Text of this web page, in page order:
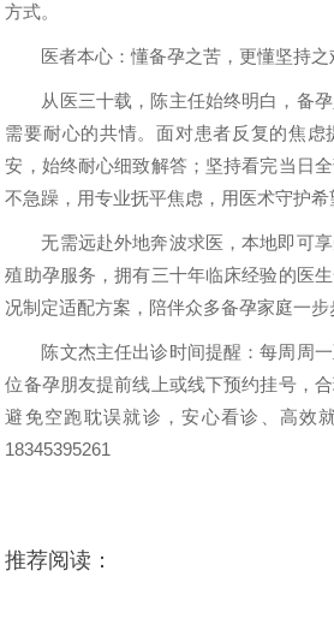
方式。
医者本心：懂备孕之苦，更懂坚持之
从医三十载，陈主任始终明白，备
需要耐心的共情。面对患者反复的焦虑
安，始终耐心细致解答；坚持看完当日
不急躁，用专业抚平焦虑，用医术守护希
无需远赴外地奔波求医，本地即可
殖助孕服务，拥有三十年临床经验的医
况制定适配方案，陪伴众多备孕家庭一步
陈文杰主任出诊时间提醒：每周周
位备孕朋友提前线上或线下预约挂号，
避免空跑耽误就诊，安心看诊、高效
18345395261
推荐阅读：